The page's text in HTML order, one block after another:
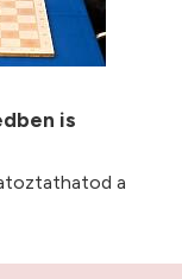
is
a